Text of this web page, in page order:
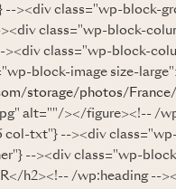
--><div class="wp-block-
class="wp-block-
class="wp-block-
block-image size-
storage/photos/
alt=""/></figure><!-- /
col-txt"} --><div
--><div class="wp-
h2><!-- /wp:heading --